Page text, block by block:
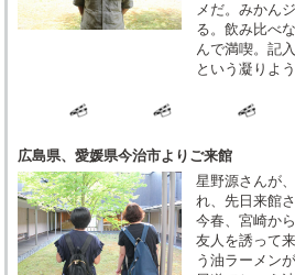
メだ。みかん
る。飲み比べ
んで満喫。記
という凝りよ
広島県、愛媛県今治市よりご来館
星野源さんが
れ、先日来館
今春、宮崎か
友人を誘って
う油ラーメン